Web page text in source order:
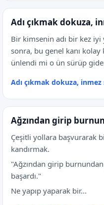
Adı çıkmak dokuza,
Bir kimsenin adı bir kez iyi
sonra, bu genel kanı
ünlendi mi o ün sürüp
Adı çıkmak dokuza, inmez
Ağzından girip
Çeşitli yollara başvurarak
kandırmak.
"Ağzından girip
başardı."
Ne yapıp yaparak bir...